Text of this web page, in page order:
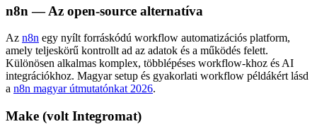
n8n — Az open-source alternatíva
Az n8n egy nyílt forráskódú workflow automatizációs platform,
amely teljeskörű kontrollt ad az adatok és a működés felett.
Különösen alkalmas komplex, többlépéses workflow-khoz és AI
integrációkhoz. Magyar setup és gyakorlati workflow példákért lásd
a n8n magyar útmutatónkat 2026.
Make (volt Integromat)